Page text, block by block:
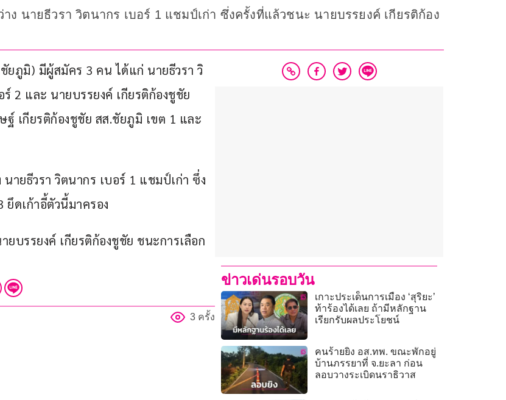
ง นายธีวรา วิตนากร เบอร์ 1 แชมป์เก่า ซึ่งครั้งที่แล้วชนะ นายบรรยงค์ เกียรติก้อง
ยภูมิ) มีผู้สมัคร 3 คน ได้แก่ นายธีวรา วิ
2 และ นายบรรยงค์ เกียรติก้องชูชัย
เกียรติก้องชูชัย สส.ชัยภูมิ เขต 1 และ
ายธีวรา วิตนากร เบอร์ 1 แชมป์เก่า ซึ่ง
ยึดเก้าอี้ตัวนี้มาครอง
บรรยงค์ เกียรติก้องชูชัย ชนะการเลือก
3 ครั้ง
ข่าวเด่นรอบวัน
เกาะประเด็นการเมือง ‘สุริยะ’
ท้าร้องได้เลย ถ้ามีหลักฐาน
เรียกรับผลประโยชน์
คนร้ายยิง อส.ทพ. ขณะพักอยู่
บ้านภรรยาที่ จ.ยะลา ก่อน
ลอบวางระเบิดนราธิวาส